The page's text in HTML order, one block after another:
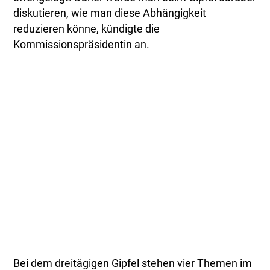
diskutieren, wie man diese Abhängigkeit
reduzieren könne, kündigte die
Kommissionspräsidentin an.
Bei dem dreitägigen Gipfel stehen vier Themen im